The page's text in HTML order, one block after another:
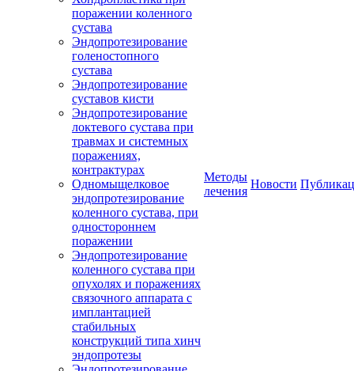
поражении коленного
сустава
Эндопротезирование
голеностопного
сустава
Эндопротезирование
суставов кисти
Эндопротезирование
локтевого сустава при
травмах и системных
поражениях,
контрактурах
Одномыщелковое
эндопротезирование
коленного сустава, при
одностороннем
поражении
Эндопротезирование
коленного сустава при
опухолях и поражениях
связочного аппарата с
имплантацией
стабильных
конструкций типа хинч
эндопротезы
Методы
лечения
Новости